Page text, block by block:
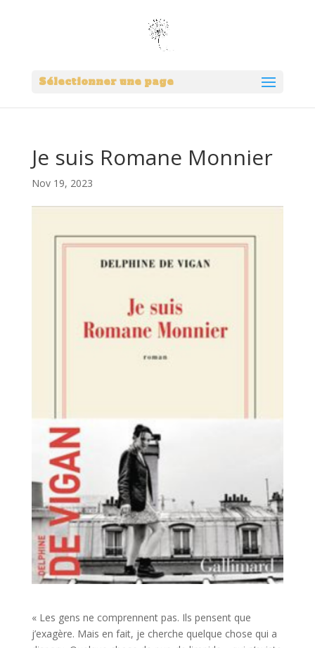
Sélectionner une page
Je suis Romane Monnier
Nov 19, 2023
« Les gens ne comprennent pas. Ils pensent que
j’exagère. Mais en fait, je cherche quelque chose qui a